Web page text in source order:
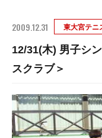
2009.12.31 東大宮テニ
12/31(木) 男子シ
スクラブ＞